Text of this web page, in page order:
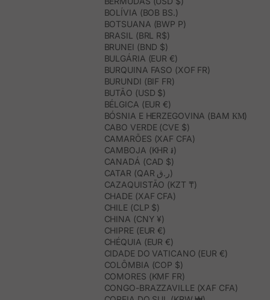
BOLÍVIA (BOB BS.)
BOTSUANA (BWP P)
BRASIL (BRL R$)
BRUNEI (BND $)
BULGÁRIA (EUR €)
BURQUINA FASO (XOF FR)
BURUNDI (BIF FR)
BUTÃO (USD $)
BÉLGICA (EUR €)
BÓSNIA E HERZEGOVINA (BAM КМ)
CABO VERDE (CVE $)
CAMARÕES (XAF CFA)
CAMBOJA (KHR ៛)
CANADÁ (CAD $)
CATAR (QAR ر.ق)
CAZAQUISTÃO (KZT ₸)
CHADE (XAF CFA)
CHILE (CLP $)
CHINA (CNY ¥)
CHIPRE (EUR €)
CHÉQUIA (EUR €)
CIDADE DO VATICANO (EUR €)
COLÔMBIA (COP $)
COMORES (KMF FR)
CONGO-BRAZZAVILLE (XAF CFA)